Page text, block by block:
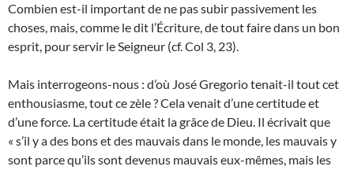
Combien est-il important de ne pas subir passivement les
choses, mais, comme le dit l’Écriture, de tout faire dans un bon
esprit, pour servir le Seigneur (cf. Col 3, 23).
Mais interrogeons-nous : d’où José Gregorio tenait-il tout cet
enthousiasme, tout ce zèle ? Cela venait d’une certitude et
d’une force. La certitude était la grâce de Dieu. Il écrivait que
« s’il y a des bons et des mauvais dans le monde, les mauvais y
sont parce qu’ils sont devenus mauvais eux-mêmes, mais les